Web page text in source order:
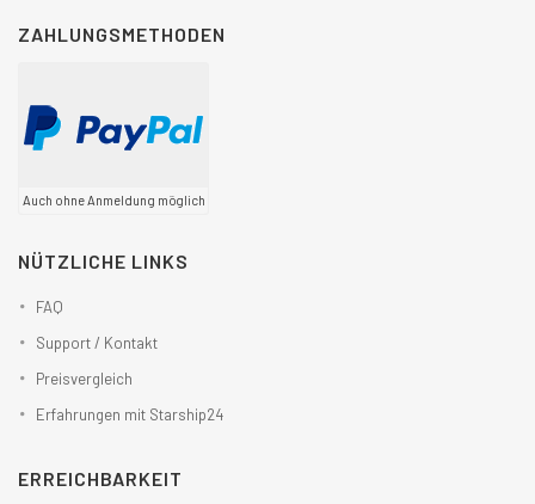
ZAHLUNGSMETHODEN
Auch ohne Anmeldung möglich
NÜTZLICHE LINKS
FAQ
Support / Kontakt
Preisvergleich
Erfahrungen mit Starship24
ERREICHBARKEIT